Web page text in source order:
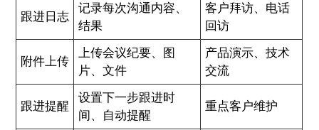
跟进日志
记录每次沟通内容、
结果
客户拜访、电话
回访
附件上传
上传会议纪要、图
片、文件
产品演示、技术
交流
跟进提醒
设置下一步跟进时
间、自动提醒
重点客户维护